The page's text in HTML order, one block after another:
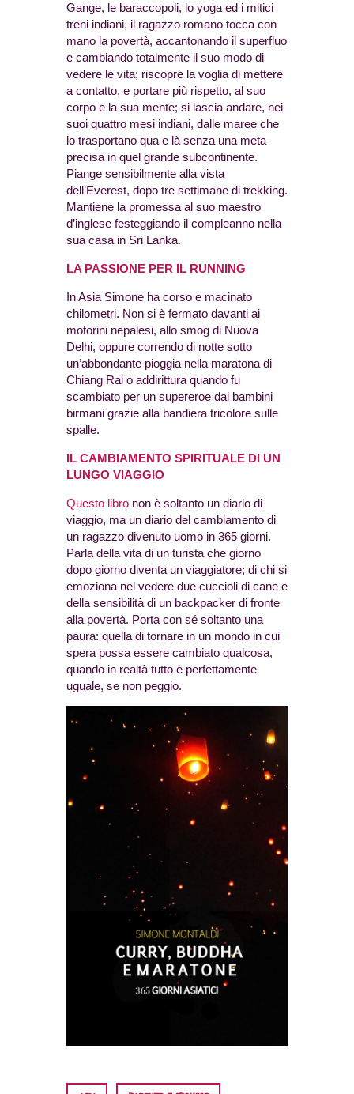
Gange, le baraccopoli, lo yoga ed i mitici
treni indiani, il ragazzo romano tocca con
mano la povertà, accantonando il superfluo
e cambiando totalmente il suo modo di
vedere le vita; riscopre la voglia di mettere
a contatto, e portare più rispetto, al suo
corpo e la sua mente; si lascia andare, nei
suoi quattro mesi indiani, dalle maree che
lo trasportano qua e là senza una meta
precisa in quel grande subcontinente.
Piange sensibilmente alla vista
dell’Everest, dopo tre settimane di trekking.
Mantiene la promessa al suo maestro
d’inglese festeggiando il compleanno nella
sua casa in Sri Lanka.
LA PASSIONE PER IL RUNNING
In Asia Simone ha corso e macinato
chilometri. Non si è fermato davanti ai
motorini nepalesi, allo smog di Nuova
Delhi, oppure correndo di notte sotto
un’abbondante pioggia nella maratona di
Chiang Rai o addirittura quando fu
scambiato per un supereroe dai bambini
birmani grazie alla bandiera tricolore sulle
spalle.
IL CAMBIAMENTO SPIRITUALE DI UN
LUNGO VIAGGIO
Questo libro non è soltanto un diario di
viaggio, ma un diario del cambiamento di
un ragazzo divenuto uomo in 365 giorni.
Parla della vita di un turista che giorno
dopo giorno diventa un viaggiatore; di chi si
emoziona nel vedere due cuccioli di cane e
della sensibilità di un backpacker di fronte
alla povertà. Porta con sé soltanto una
paura: quella di tornare in un mondo in cui
spera possa essere cambiato qualcosa,
quando in realtà tutto è perfettamente
uguale, se non peggio.